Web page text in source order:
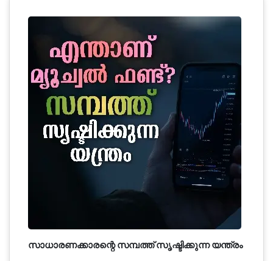
സാധാരണക്കാരന്റെ സമ്പത്ത് സൃഷ്ടിക്കുന്ന യന്ത്രം